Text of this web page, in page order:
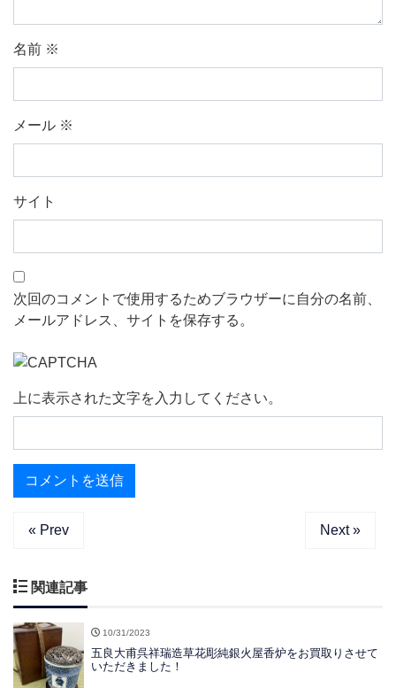
名前 ※
メール ※
サイト
次回のコメントで使用するためブラウザーに自分の名前、
メールアドレス、サイトを保存する。
上に表示された文字を入力してください。
« Prev Next »
関連記事
10/31/2023
五良大甫呉祥瑞造草花彫純銀火屋香炉をお買取りさせて
いただきました！